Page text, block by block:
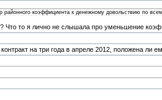
коэффициента к денежному довольствию по
Что то я лично не слышала про уменьшение
на три года в апреле 2012, положена ли